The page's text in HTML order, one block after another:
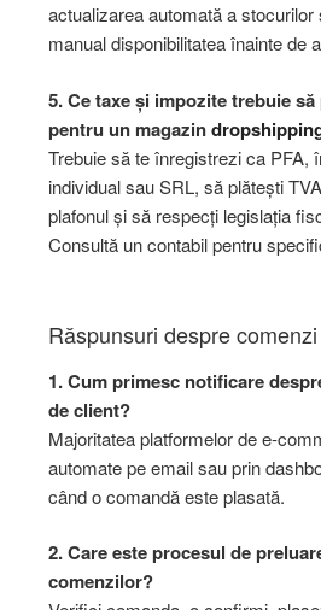
actualizarea automată a
manual disponibilitatea înainte de
5. Ce taxe și impozite trebuie
pentru un magazin
Trebuie să te înregistrezi ca PFA,
individual sau SRL, să plătești
plafonul și să respecți legislația
Consultă un contabil pentru
Răspunsuri despre comenzi
1. Cum primesc notificare
de client?
Majoritatea platformelor de e-
automate pe email sau prin
când o comandă este plasată.
2. Care este procesul de
comenzilor?